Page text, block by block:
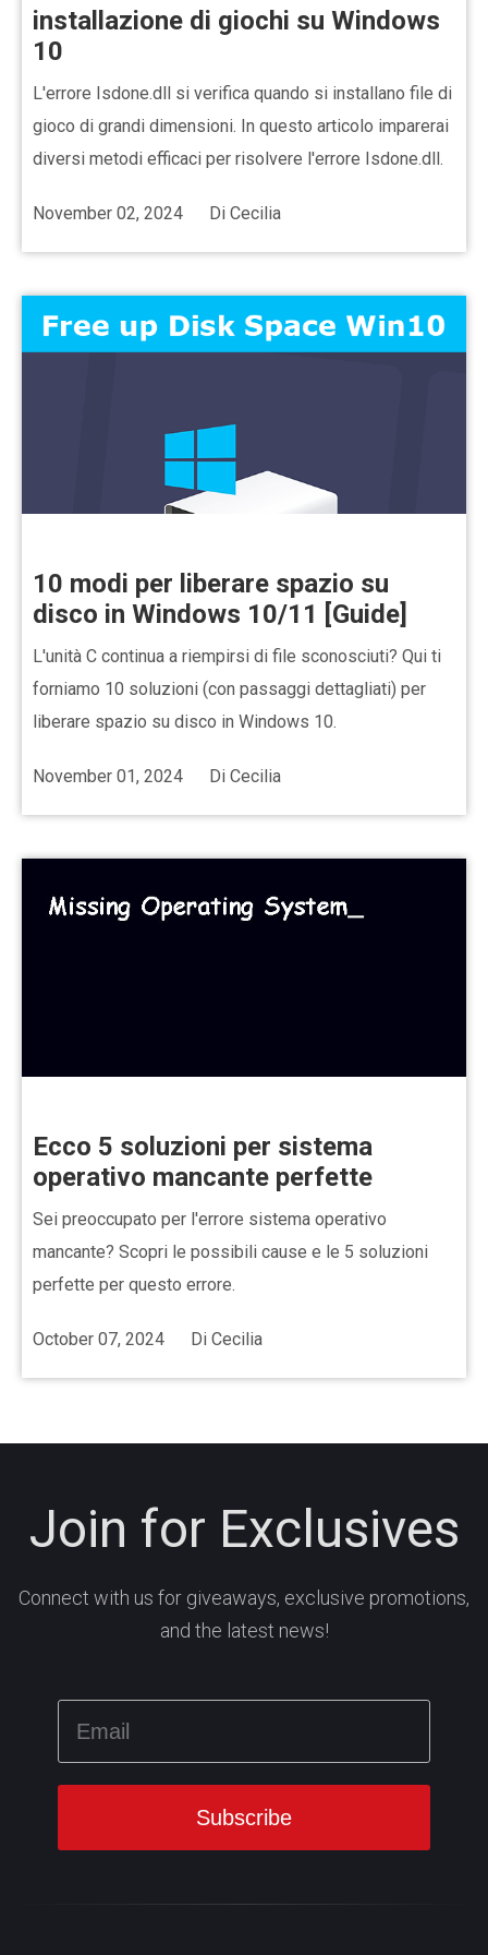
installazione di giochi su Windows
10
L'errore Isdone.dll si verifica quando si installano file di
gioco di grandi dimensioni. In questo articolo imparerai
diversi metodi efficaci per risolvere l'errore Isdone.dll.
November 02, 2024 Di Cecilia
10 modi per liberare spazio su
disco in Windows 10/11 [Guide]
L'unità C continua a riempirsi di file sconosciuti? Qui ti
forniamo 10 soluzioni (con passaggi dettagliati) per
liberare spazio su disco in Windows 10.
November 01, 2024 Di Cecilia
Ecco 5 soluzioni per sistema
operativo mancante perfette
Sei preoccupato per l'errore sistema operativo
mancante? Scopri le possibili cause e le 5 soluzioni
perfette per questo errore.
October 07, 2024 Di Cecilia
Join for Exclusives
Connect with us for giveaways, exclusive promotions,
and the latest news!